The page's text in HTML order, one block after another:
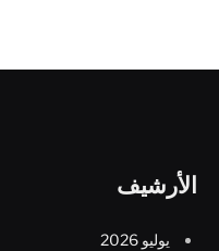
الأرشيف
يوليو 2026